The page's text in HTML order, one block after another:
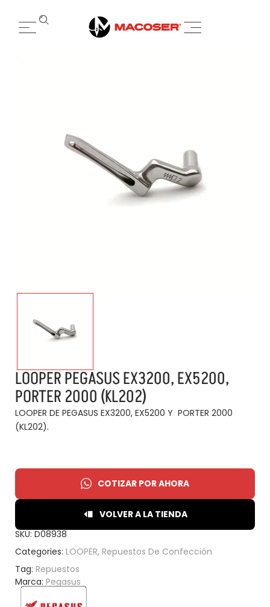
LOOPER PEGASUS EX3200, EX5200,
PORTER 2000 (KL202)
LOOPER DE PEGASUS EX3200, EX5200 Y PORTER 2000
(KL202).
COTIZAR POR AHORA
VOLVER A LA TIENDA
SKU: D08938
Categories: LOOPER, Repuestos De Confección
Tag: Repuestos
Marca: Pegasus